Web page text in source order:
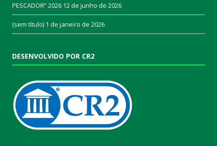
PESCADOR” 2026 12 de junho de 2026
(sem título) 1 de janeiro de 2026
DESENVOLVIDO POR CR2